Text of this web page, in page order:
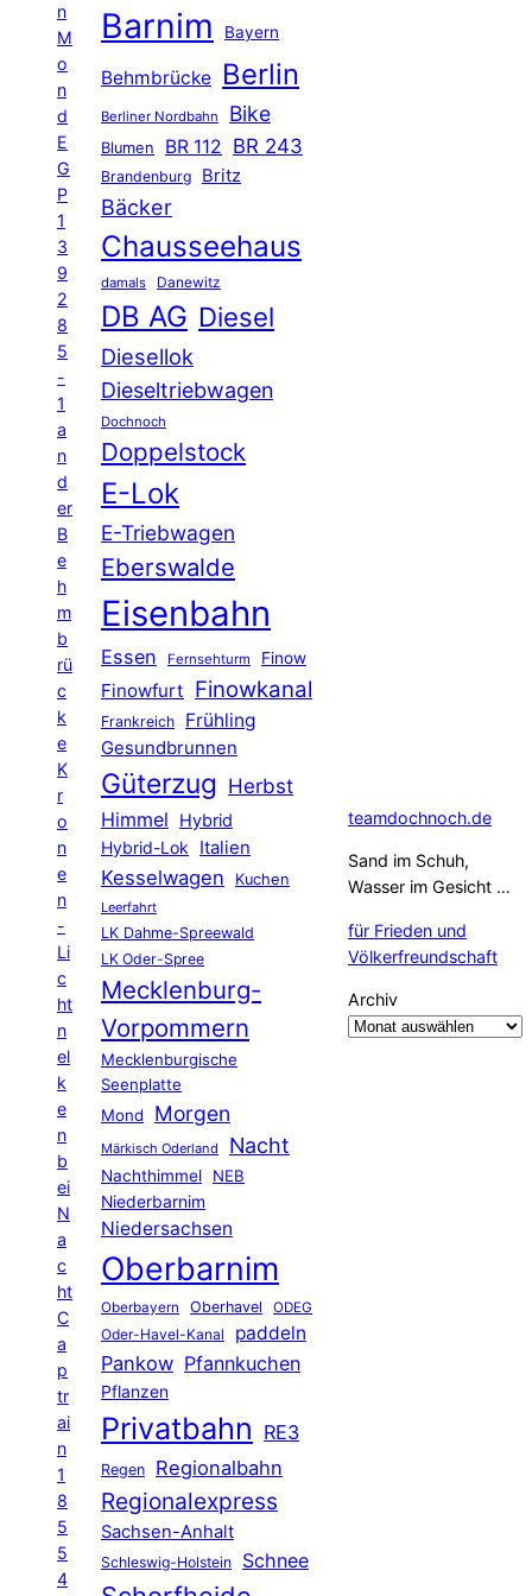
n
M
o
n
d
E
G
P
1
3
9
2
8
5
-
1
a
n
d
er
B
e
h
m
b
rü
c
k
e
K
r
o
n
e
n
-
Li
c
ht
n
el
k
e
n
b
ei
N
a
c
ht
C
a
p
tr
ai
n
1
8
5
5
4
Barnim Bayern
Behmbrücke Berlin
Berliner Nordbahn Bike
Blumen BR 112 BR 243
Brandenburg Britz
Bäcker
Chausseehaus
damals Danewitz
DB AG Diesel
Diesellok
Dieseltriebwagen
Dochnoch
Doppelstock
E-Lok
E-Triebwagen
Eberswalde
Eisenbahn
Essen Fernsehturm Finow
Finowfurt Finowkanal
Frankreich Frühling
Gesundbrunnen
Güterzug Herbst
Himmel
Hybrid
Hybrid-Lok Italien
Kesselwagen Kuchen
Leerfahrt
LK Dahme-Spreewald
LK Oder-Spree
Mecklenburg-
Vorpommern
Mecklenburgische
Seenplatte
Mond
Morgen
Märkisch Oderland Nacht
Nachthimmel
NEB
Niederbarnim
Niedersachsen
Oberbarnim
Oberbayern Oberhavel ODEG
Oder-Havel-Kanal paddeln
Pankow Pfannkuchen
Pflanzen
Privatbahn RE3
Regen Regionalbahn
Regionalexpress
Sachsen-Anhalt
Schleswig-Holstein Schnee
teamdochnoch.de
Sand im Schuh,
Wasser im Gesicht …
für Frieden und
Völkerfreundschaft
Archiv